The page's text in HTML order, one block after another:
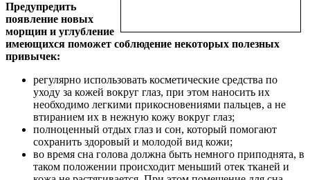
Предупредить
появление новых
морщин и углубление
имеющихся поможет соблюдение некоторых полезных
привычек:
регулярно использовать косметические средства по
уходу за кожей вокруг глаз, при этом наносить их
необходимо легкими прикосновениями пальцев, а не
втиранием их в нежную кожу вокруг глаз;
полноценный отдых глаз и сон, который помогают
сохранить здоровый и молодой вид кожи;
во время сна голова должна быть немного приподнята, в
таком положении происходит меньший отек тканей и